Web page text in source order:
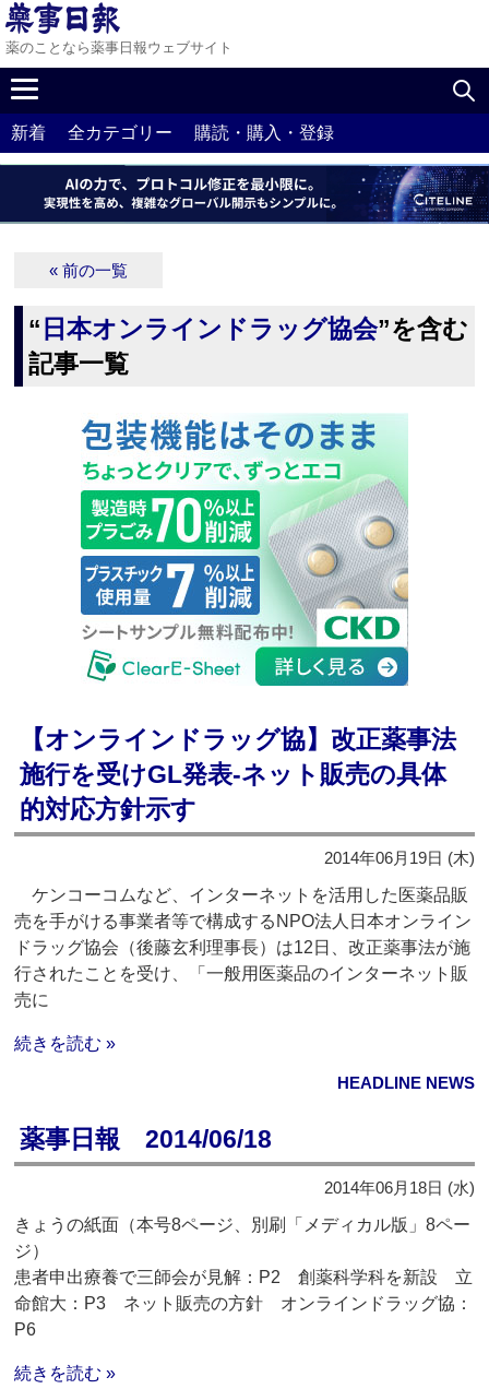
薬のことなら薬事日報ウェブサイト
新着 全カテゴリー 購読・購入・登録
« 前の一覧
“ 日本オンラインドラッグ協会”を含む
記事一覧
【オンラインドラッグ協】改正薬事法
施行を受けGL発表‐ネット販売の具体
的対応方針示す
2014年06月19日 (木)
ケンコーコムなど、インターネットを活用した医薬品販
売を手がける事業者等で構成するNPO法人日本オンライン
ドラッグ協会（後藤玄利理事長）は12日、改正薬事法が施
行されたことを受け、「一般用医薬品のインターネット販
売に
続きを読む »
HEADLINE NEWS
薬事日報 2014/06/18
2014年06月18日 (水)
きょうの紙面（本号8ページ、別刷「メディカル版」8ペー
ジ）
患者申出療養で三師会が見解：P2 創薬科学科を新設 立
命館大：P3 ネット販売の方針 オンラインドラッグ協：
P6
続きを読む »